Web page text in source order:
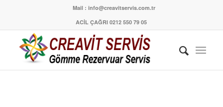
Mail : info@creavitservis.com.tr
ACİL ÇAĞRI 0212 550 79 05